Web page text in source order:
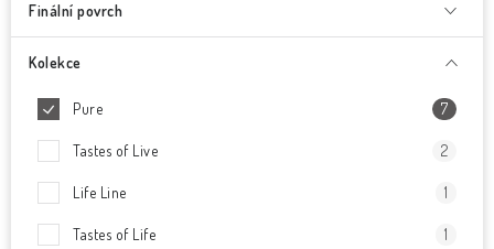
Finální povrch
Kolekce
Pure 7
Tastes of Live 2
Life Line 1
Tastes of Life 1